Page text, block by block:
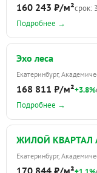
160 243 ₽/м²срок:
Подробнее →
Эхо леса
Екатеринбург,
168 811 ₽/м²+3.8%
Подробнее →
ЖИЛОЙ КВАРТАЛ
Екатеринбург,
170 844 ₽/м²